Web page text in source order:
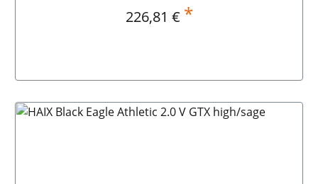
Regulärer Preis:
226,81 € *